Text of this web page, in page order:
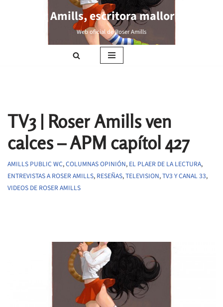
Roser Amills, escritora mallorquina
Web oficial de Roser Amills
TV3 | Roser Amills ven
calces – APM capítol 427
AMILLS PUBLIC WC,COLUMNAS OPINIÓN, EL PLAER DE LA LECTURA,
ENTREVISTAS A ROSER AMILLS, RESEÑAS,TELEVISION,TV3 Y CANAL 33,
VIDEOS DE ROSER AMILLS